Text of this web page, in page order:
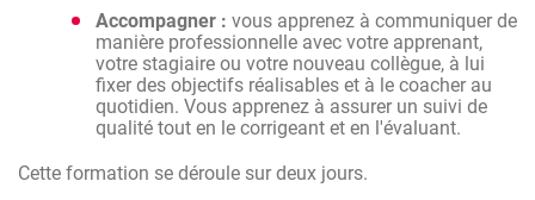
Accompagner : vous apprenez à communiquer de
manière professionnelle avec votre apprenant,
votre stagiaire ou votre nouveau collègue, à lui
fixer des objectifs réalisables et à le coacher au
quotidien. Vous apprenez à assurer un suivi de
qualité tout en le corrigeant et en l'évaluant.
Cette formation se déroule sur deux jours.